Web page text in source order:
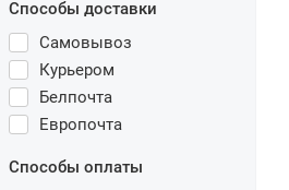
Способы доставки
Самовывоз
Курьером
Белпочта
Европочта
Способы оплаты